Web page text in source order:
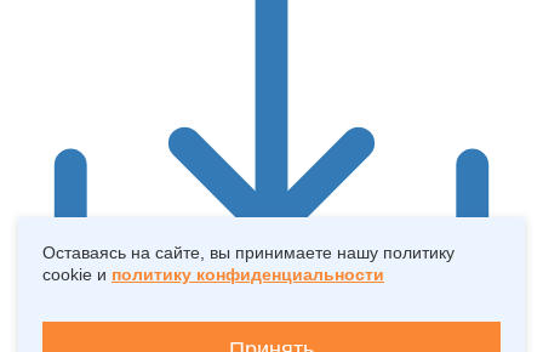
Оставаясь на сайте, вы принимаете нашу политику
cookie и политику конфиденциальности